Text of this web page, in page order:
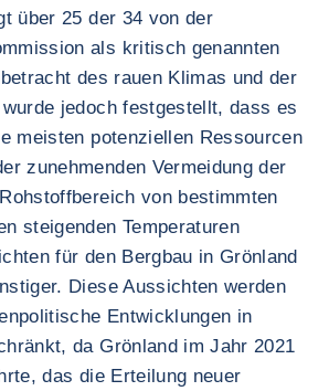
über 25 der 34 von der
als kritisch genannten
des rauen Klimas und der
jedoch festgestellt, dass es
meisten potenziellen Ressourcen
zunehmenden Vermeidung der
von bestimmten
steigenden Temperaturen
für den Bergbau in Grönland
Diese Aussichten werden
Entwicklungen in
da Grönland im Jahr 2021
das die Erteilung neuer